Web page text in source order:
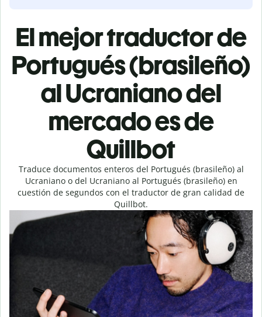
El mejor traductor de
Portugués (brasileño)
al Ucraniano del
mercado es de
Quillbot
Traduce documentos enteros del Portugués (brasileño) al
Ucraniano o del Ucraniano al Portugués (brasileño) en
cuestión de segundos con el traductor de gran calidad de
Quillbot.